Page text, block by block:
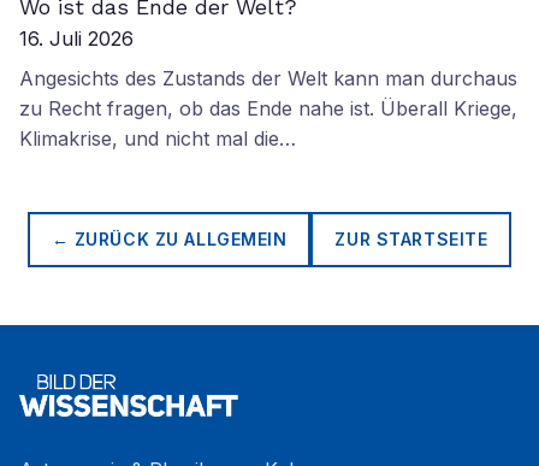
Wo ist das Ende der Welt?
16. Juli 2026
Angesichts des Zustands der Welt kann man durchaus
zu Recht fragen, ob das Ende nahe ist. Überall Kriege,
Klimakrise, und nicht mal die…
← ZURÜCK ZUALLGEMEIN ZUR STARTSEITE